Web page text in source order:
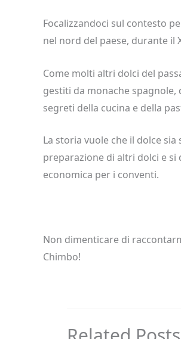
Focalizzandoci sul contesto
nel nord del paese, durante il
Come molti altri dolci del
gestiti da monache spagnole,
segreti della cucina e della
La storia vuole che il dolce
preparazione di altri dolci e
economica per i conventi.
Non dimenticare di
Chimbo!